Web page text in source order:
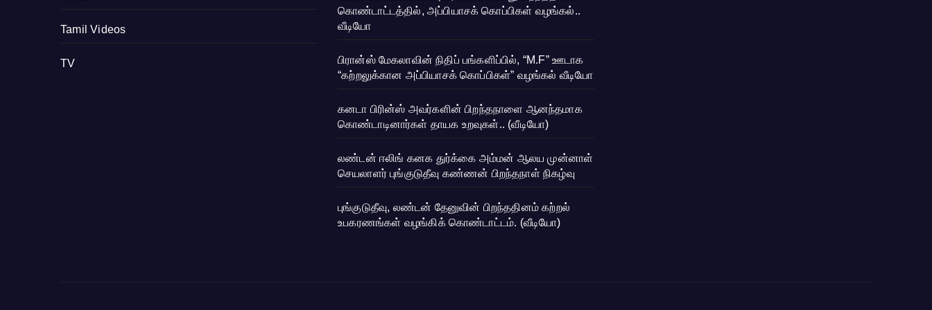
Tamil Videos
TV
கொண்டாட்டத்தில், அப்பியாசக் கொப்பிகள் வழங்கல்..
வீடியோ
பிரான்ஸ் மேகலாவின் நிதிப் பங்களிப்பில், “M.F” ஊடாக
“கற்றலுக்கான அப்பியாசக் கொப்பிகள்” வழங்கல் வீடியோ
கனடா பிரின்ஸ் அவர்களின் பிறந்தநாளை ஆனந்தமாக
கொண்டாடினார்கள் தாயக உறவுகள்.. (வீடியோ)
லண்டன் ஈலிங் கனக துர்க்கை அம்மன் ஆலய முன்னாள்
செயலாளர் புங்குடுதீவு கண்ணன் பிறந்தநாள் நிகழ்வு
புங்குடுதீவு, லண்டன் தேனுவின் பிறந்ததினம் கற்றல்
உபகரணங்கள் வழங்கிக் கொண்டாட்டம். (வீடியோ)